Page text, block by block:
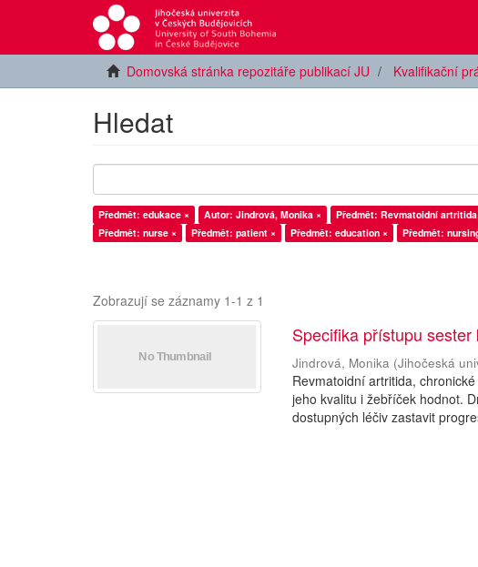
Domovská stránka repozitáře publikací JU Kvalifikační
Hledat
Předmět: edukace × Autor: Jindrová, Monika × Předmět: Revmatoidní artritida
Předmět: nurse ×
Předmět: patient × Předmět: education × Předmět:
Zobrazují se záznamy 1-1 z 1
Specifika přístupu
Jindrová, Monika (Jihočeská
Revmatoidní artritida,
jeho kvalitu i žebříček hodnot.
dostupných léčiv zastavit